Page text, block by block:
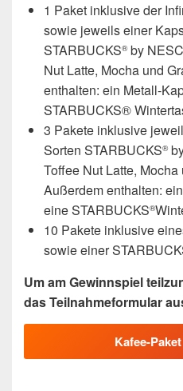
1 Paket inklusive der
sowie jeweils einer
STARBUCKS®by
Nut Latte, Mocha und
enthalten: ein Metall-
STARBUCKS®
3 Pakete inklusive
Sorten STARBUCKS®
Toffee Nut Latte,
Außerdem enthalten:
eine STARBUCKS®
10 Pakete inklusive
sowie einer
Um am Gewinnspiel
das Teilnahmeformular
Kafee-